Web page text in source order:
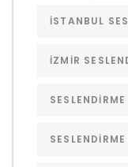
ISTANBUL
IZMIR
SESLENDIRME